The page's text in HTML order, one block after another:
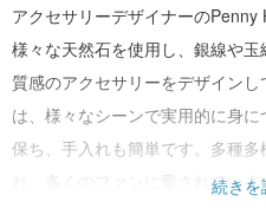
アクセサリーデザイナーの
様々な天然石を使用し、銀線や
質感のアクセサリーをデザイン
は、様々なシーンで実用的に身
保ち、手入れも簡単です。多種
れ、多くのファンに愛されていま
続きを